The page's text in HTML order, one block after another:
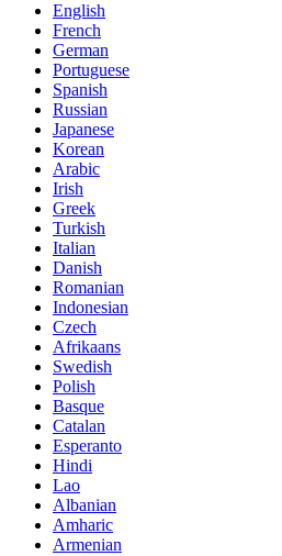
English
French
German
Portuguese
Spanish
Russian
Japanese
Korean
Arabic
Irish
Greek
Turkish
Italian
Danish
Romanian
Indonesian
Czech
Afrikaans
Swedish
Polish
Basque
Catalan
Esperanto
Hindi
Lao
Albanian
Amharic
Armenian